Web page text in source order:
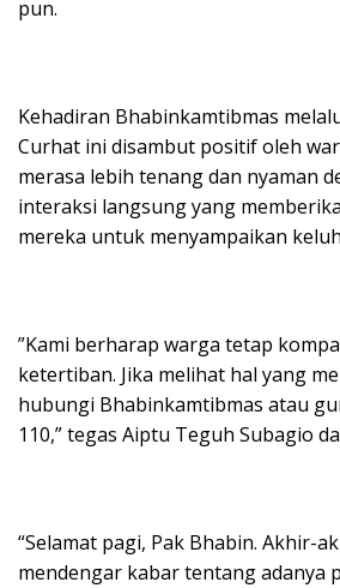
pun.
​Kehadiran Bhabinkamtibmas
Curhat ini disambut positif oleh
merasa lebih tenang dan nyaman
interaksi langsung yang
mereka untuk menyampaikan
​”Kami berharap warga tetap
ketertiban. Jika melihat hal yang
hubungi Bhabinkamtibmas atau
110,” tegas Aiptu Teguh Subagio
“Selamat pagi, Pak Bhabin. Akhir-
mendengar kabar tentang adanya